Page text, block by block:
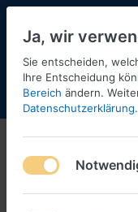
Menü Anmelden
Ja, wir
Sie entscheiden,
Ihre Entscheidung
Bereich ändern.
Datenschutzerklärung.